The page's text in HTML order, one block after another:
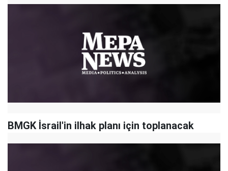
BMGK İsrail'in ilhak planı için toplanacak